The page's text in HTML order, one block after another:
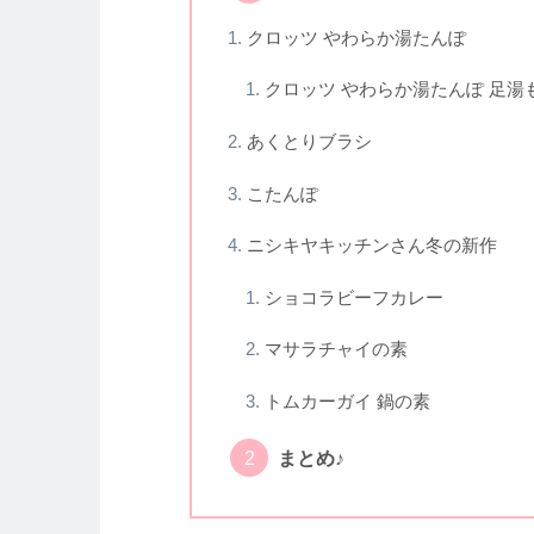
クロッツ やわらか湯たんぽ
クロッツ やわらか湯たんぽ 足湯
あくとりブラシ
こたんぽ
ニシキヤキッチンさん冬の新作
ショコラビーフカレー
マサラチャイの素
トムカーガイ 鍋の素
まとめ♪